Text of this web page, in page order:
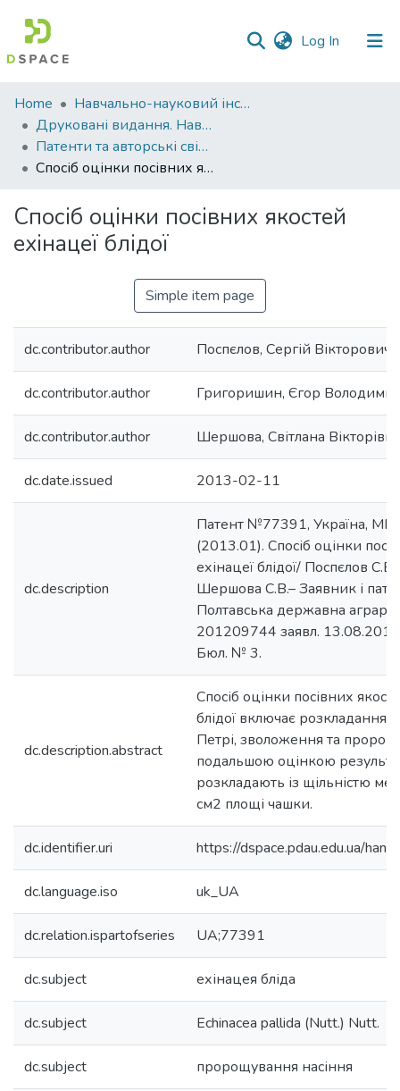
Log In (current)
Communities
&
Collections
All of DSpace
Statistics
Home
Навчально-науковий інститут агротехнологій, селекції та екології
Друковані видання. Навчально-науковий інститут агротехнологій, селекції та екології
Патенти та авторські свідоцтва. Навчально-науковий інститут агротехнологій, селекції та екології
Спосіб оцінки посівних якостей ехінацеї блідої
Спосіб оцінки посівних якостей
ехінацеї блідої
Simple item page
dc.contributor.author Поспєлов, Сергій Вікторович
dc.contributor.author Григоришин, Єгор
dc.contributor.author Шершова, Світлана Вікторівна
dc.date.issued 2013-02-11
dc.description
Патент №77391, Україна,
(2013.01). Спосіб оцінки
ехінацеї блідої/ Поспєлов
Шершова С.В.– Заявник і
Полтавська державна
201209744 заявл.
Бюл. № 3.
dc.description.abstract
Спосіб оцінки посівних
блідої включає розкладання
Петрі, зволоження та
подальшою оцінкою
розкладають із щільністю
см2 площі чашки.
dc.identifier.uri https://dspace.pdau.edu.ua/
dc.language.iso uk_UA
dc.relation.ispartofseries UA;77391
dc.subject ехінацея бліда
dc.subject Echinacea pallida (Nutt.) Nutt.
dc.subject пророщування насіння